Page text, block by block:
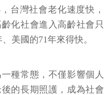
台灣社會老化速度快，
化社會進入高齡社會只
美國的71年來得快。
種常態，不僅影響個人
的長期照護，成為社會